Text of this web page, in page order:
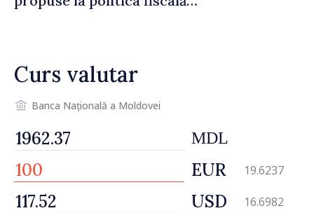
Curs valutar
Banca Națională a Moldovei
MDL
EUR 19.6237
USD 16.6982